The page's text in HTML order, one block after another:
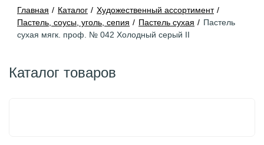
Главная Каталог
Художественный ассортимент
Пастель, соусы, уголь, сепия
Пастель сухая
Пастель
сухая мягк. проф. № 042 Холодный серый II
Каталог товаров